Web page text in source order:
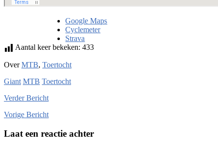
Google Maps
Cyclemeter
Strava
Aantal keer bekeken: 433
OverMTB, Toertocht
Giant MTB Toertocht
VerderBericht
Vorige Bericht
Laat een reactie achter